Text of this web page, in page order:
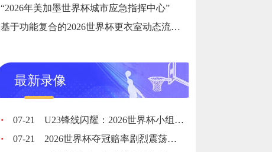
“2026年美加墨世界杯城市应急指挥中心”
基于功能复合的2026世界杯更衣室动态流线设计与空间自适应优化策略
最新录像
· 07-21
U23锋线闪耀：2026世界杯小组赛个人进球全记录
·
07-21
2026世界杯夺冠赔率剧烈震荡：国际顶级机构最新榜单出炉